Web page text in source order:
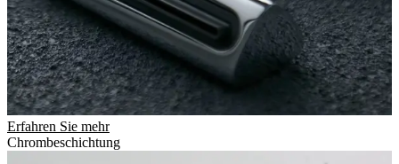
Erfahren Sie mehr
Chrombeschichtung